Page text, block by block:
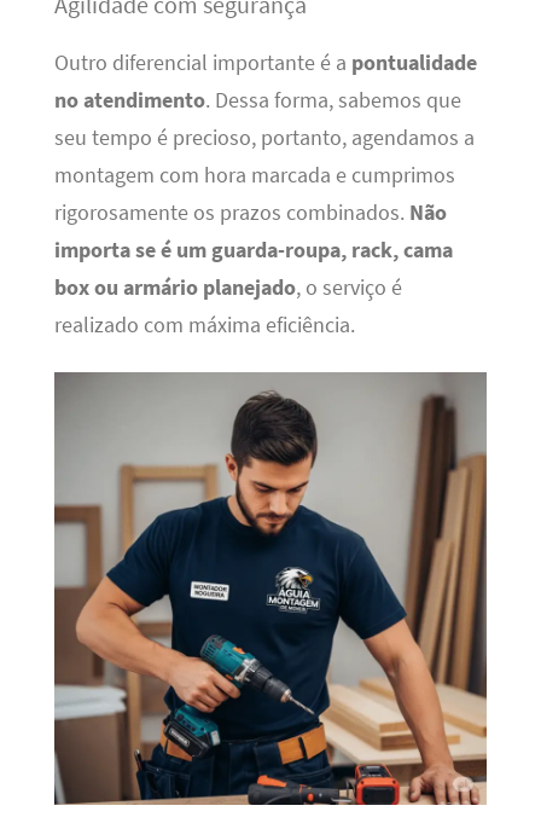
Outro diferencial importante é a pontualidade
no atendimento. Dessa forma, sabemos que
seu tempo é precioso, portanto, agendamos a
montagem com hora marcada e cumprimos
rigorosamente os prazos combinados. Não
importa se é um guarda-roupa, rack, cama
box ou armário planejado, o serviço é
realizado com máxima eficiência.